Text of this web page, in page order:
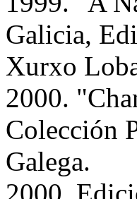
Galicia,
Xurxo
2000.
Colección
Galega.
2000.